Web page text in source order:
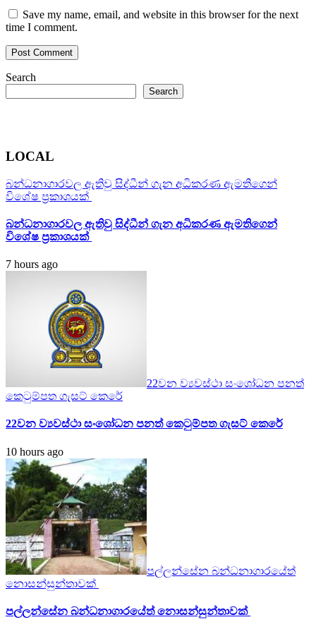
Save my name, email, and website in this browser for the next
time I comment.
Search
Search
LOCAL
බන්ධනාගාරවල ඇතිවු සිද්ධීන් ගැන අධිකරණ ඇමතිගෙන්
විශේෂ ප්‍රකාශයක්
බන්ධනාගාරවල ඇතිවු සිද්ධීන් ගැන අධිකරණ ඇමතිගෙන්
විශේෂ ප්‍රකාශයක්
7 hours ago
22වන ව්‍යවස්ථා සංශෝධන පනත්
කෙටුම්පත ගැසට් කෙරේ
22වන ව්‍යවස්ථා සංශෝධන පනත් කෙටුම්පත ගැසට් කෙරේ
10 hours ago
පල්ලන්සේන බන්ධනාගාරයේත්
නොසන්සුන්තාවක්
පල්ලන්සේන බන්ධනාගාරයේත් නොසන්සුන්තාවක්